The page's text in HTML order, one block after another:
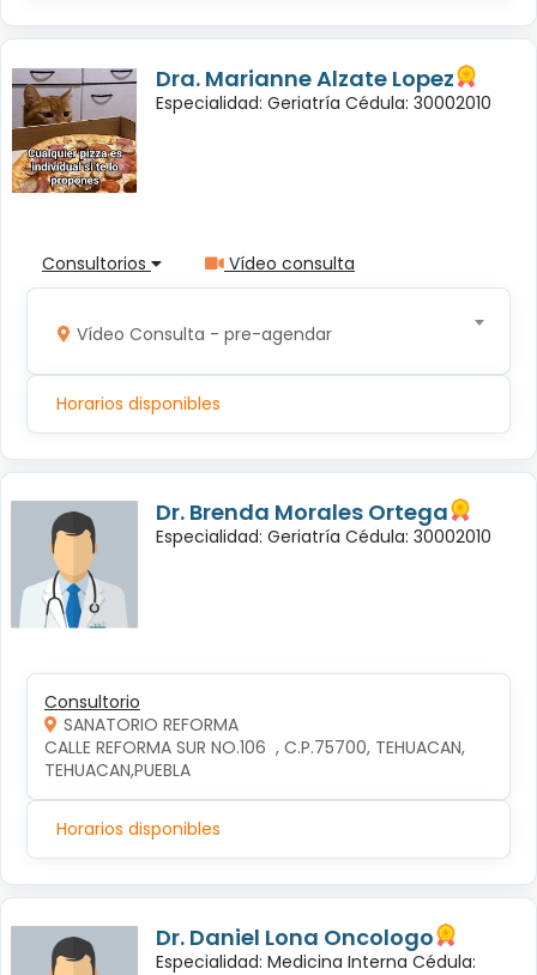
Dra. Marianne Alzate Lopez
Especialidad: Geriatría Cédula: 30002010
Consultorios Vídeo consulta
Vídeo Consulta - pre-agendar
Horarios disponibles
Dr. Brenda Morales Ortega
Especialidad: Geriatría Cédula: 30002010
Consultorio
SANATORIO REFORMA
CALLE REFORMA SUR NO.106  , C.P.75700, TEHUACAN,
TEHUACAN,PUEBLA
Horarios disponibles
Dr. Daniel Lona Oncologo
Especialidad: Medicina Interna Cédula: